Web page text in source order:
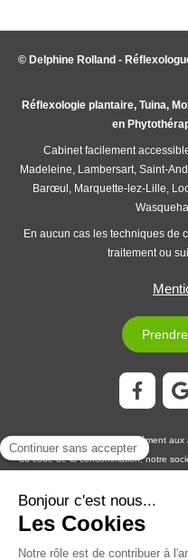
© Delphine Rolland -
Réflexologie plantaire, Tuina,
en
Cabinet facilement
Madeleine, Lambersart, Saint-
Barœul, Marquette-lez-Lille,
En aucun cas les techniques de
traitement ou
Conformément
du code de la consommation, notre
En cas de litige, vous
https://